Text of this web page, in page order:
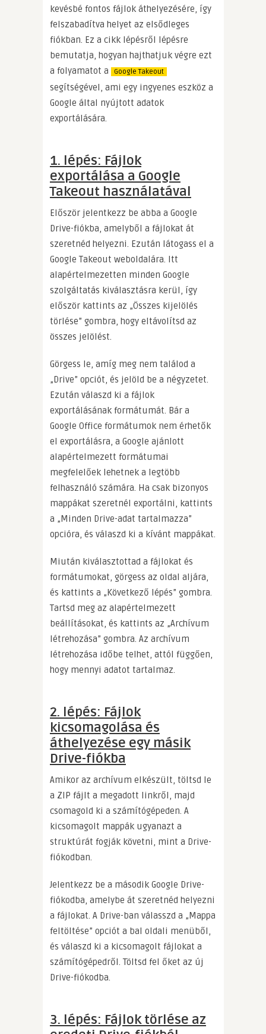
kevésbé fontos fájlok áthelyezésére, így
felszabadítva helyet az elsődleges
fiókban. Ez a cikk lépésről lépésre
bemutatja, hogyan hajthatjuk végre ezt
a folyamatot a
Google Takeout
segítségével, ami egy ingyenes eszköz a
Google által nyújtott adatok
exportálására.
1. lépés: Fájlok
exportálása a Google
Takeout használatával
Először jelentkezz be abba a Google
Drive-fiókba, amelyből a fájlokat át
szeretnéd helyezni. Ezután látogass el a
Google Takeout weboldalára. Itt
alapértelmezetten minden Google
szolgáltatás kiválasztásra kerül, így
először kattints az „Összes kijelölés
törlése” gombra, hogy eltávolítsd az
összes jelölést.
Görgess le, amíg meg nem találod a
„Drive” opciót, és jelöld be a négyzetet.
Ezután válaszd ki a fájlok
exportálásának formátumát. Bár a
Google Office formátumok nem érhetők
el exportálásra, a Google ajánlott
alapértelmezett formátumai
megfelelőek lehetnek a legtöbb
felhasználó számára. Ha csak bizonyos
mappákat szeretnél exportálni, kattints
a „Minden Drive-adat tartalmazza”
opcióra, és válaszd ki a kívánt mappákat.
Miután kiválasztottad a fájlokat és
formátumokat, görgess az oldal aljára,
és kattints a „Következő lépés” gombra.
Tartsd meg az alapértelmezett
beállításokat, és kattints az „Archívum
létrehozása” gombra. Az archívum
létrehozása időbe telhet, attól függően,
hogy mennyi adatot tartalmaz.
2. lépés: Fájlok
kicsomagolása és
áthelyezése egy másik
Drive-fiókba
Amikor az archívum elkészült, töltsd le
a ZIP fájlt a megadott linkről, majd
csomagold ki a számítógépeden. A
kicsomagolt mappák ugyanazt a
struktúrát fogják követni, mint a Drive-
fiókodban.
Jelentkezz be a második Google Drive-
fiókodba, amelybe át szeretnéd helyezni
a fájlokat. A Drive-ban válasszd a „Mappa
feltöltése” opciót a bal oldali menüből,
és válaszd ki a kicsomagolt fájlokat a
számítógépedről. Töltsd fel őket az új
Drive-fiókodba.
3. lépés: Fájlok törlése az